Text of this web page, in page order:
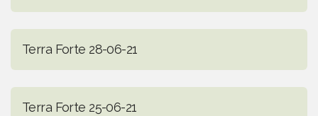
Terra Forte 28-06-21
Terra Forte 25-06-21